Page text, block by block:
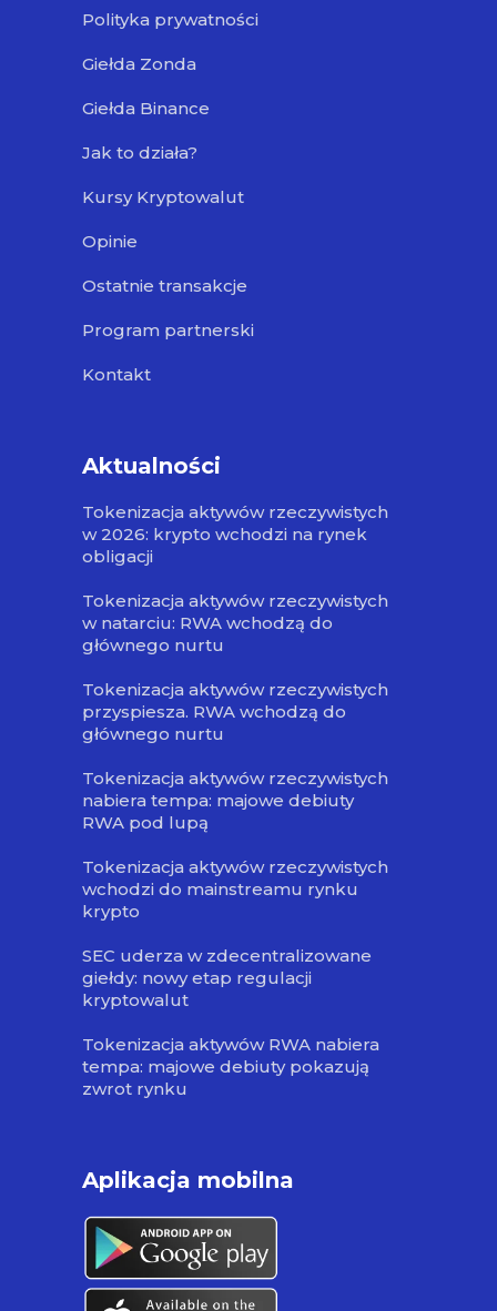
Polityka prywatności
Giełda Zonda
Giełda Binance
Jak to działa?
Kursy Kryptowalut
Opinie
Ostatnie transakcje
Program partnerski
Kontakt
Aktualności
Tokenizacja aktywów rzeczywistych
w 2026: krypto wchodzi na rynek
obligacji
Tokenizacja aktywów rzeczywistych
w natarciu: RWA wchodzą do
głównego nurtu
Tokenizacja aktywów rzeczywistych
przyspiesza. RWA wchodzą do
głównego nurtu
Tokenizacja aktywów rzeczywistych
nabiera tempa: majowe debiuty
RWA pod lupą
Tokenizacja aktywów rzeczywistych
wchodzi do mainstreamu rynku
krypto
SEC uderza w zdecentralizowane
giełdy: nowy etap regulacji
kryptowalut
Tokenizacja aktywów RWA nabiera
tempa: majowe debiuty pokazują
zwrot rynku
Aplikacja mobilna